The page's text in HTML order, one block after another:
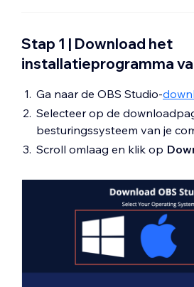
Stap 1 | Download het
installatieprogramma
Ga naar de OBS Studio-
Selecteer op de
besturingssysteem van je
Scroll omlaag en klik op